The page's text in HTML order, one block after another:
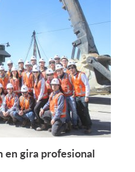
Leer más +
en gira profesional